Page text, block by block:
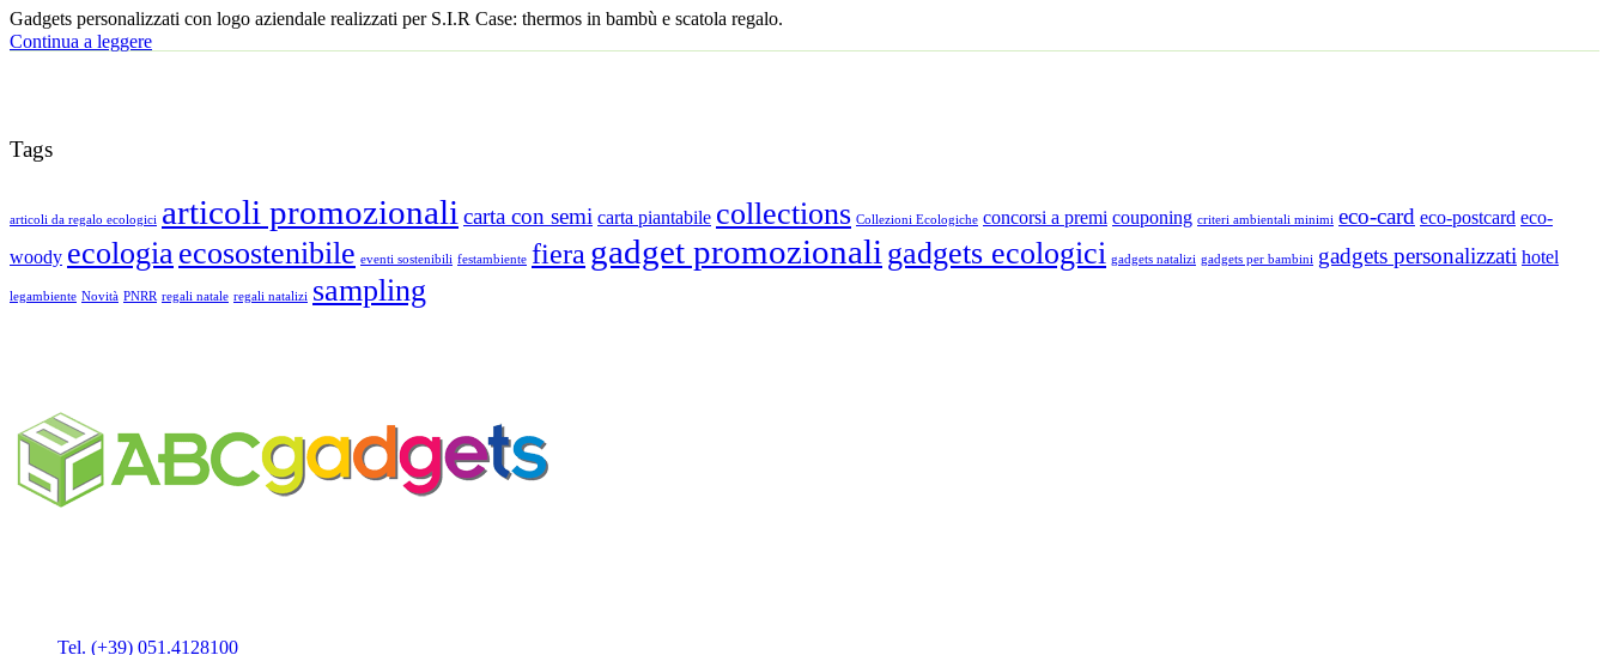
Gadgets personalizzati con logo aziendale realizzati per S.I.R Case: thermos in bambù e scatola regalo.
Continua a leggere
Tags
articoli da regalo ecologici articoli promozionali carta con semi carta piantabile collections Collezioni Ecologiche concorsi a premi couponing criteri ambientali minimi eco-card eco-postcard eco-
woody ecologiaecosostenibile eventi sostenibili festambiente fiera gadget promozionali gadgets ecologici gadgets natalizi gadgets per bambini gadgets personalizzati hotel
legambiente Novità PNRR regali natale regali natalizi sampling
Tel. (+39) 051.4128100